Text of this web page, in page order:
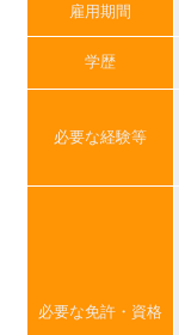
雇用期間
学歴
必要な経験等
必要な免許・資格